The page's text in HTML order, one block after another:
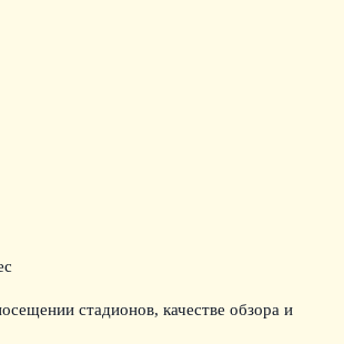
стадионов, качестве обзора и